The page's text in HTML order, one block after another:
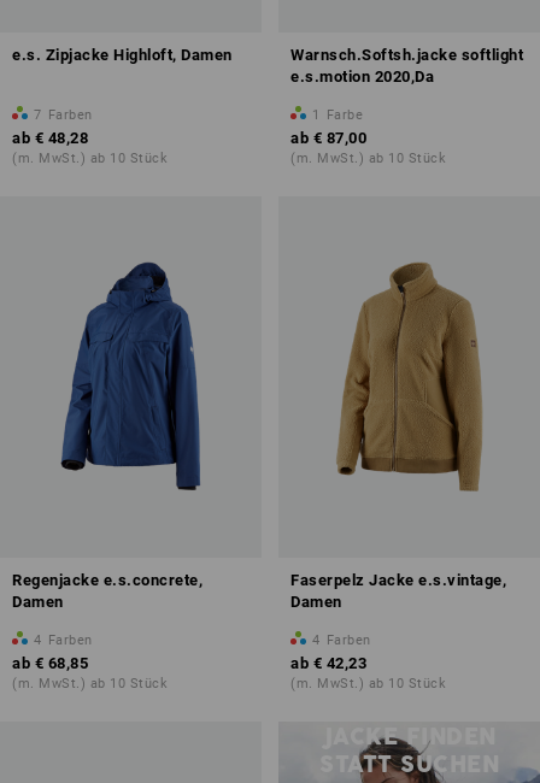
e.s. Zipjacke Highloft, Damen
7 Farben
ab € 48,28
(m. MwSt.) ab 10 Stück
Warnsch.Softsh.jacke softlight
e.s.motion 2020,Da
1 Farbe
ab € 87,00
(m. MwSt.) ab 10 Stück
Regenjacke e.s.concrete,
Damen
4 Farben
ab € 68,85
(m. MwSt.) ab 10 Stück
Faserpelz Jacke e.s.vintage,
Damen
4 Farben
ab € 42,23
(m. MwSt.) ab 10 Stück
JACKE FINDEN
STATT SUCHEN